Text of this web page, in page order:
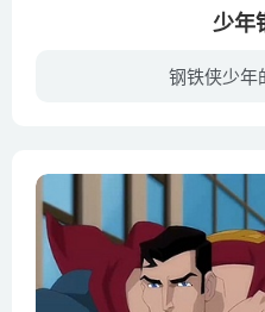
少年
钢铁侠少年